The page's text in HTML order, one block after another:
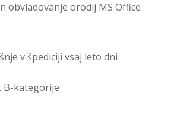
obvladovanje orodij MS Office
v špediciji vsaj leto dni
B-kategorije